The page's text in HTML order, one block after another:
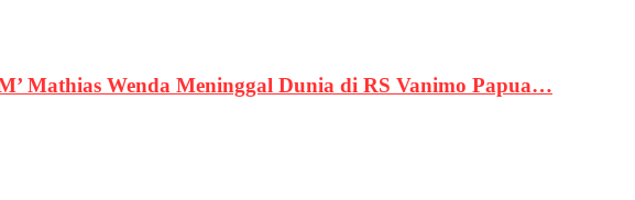
Mathias Wenda Meninggal Dunia di RS Vanimo Papua…